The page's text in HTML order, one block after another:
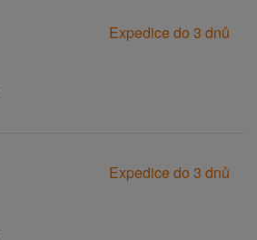
Expedice do 3 dnů
Expedice do 3 dnů